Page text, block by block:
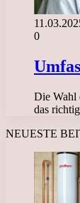
0
Die Wahl
das
NEUESTE